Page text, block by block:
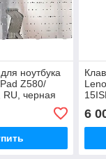
ноутбука
Z580/
черная
6